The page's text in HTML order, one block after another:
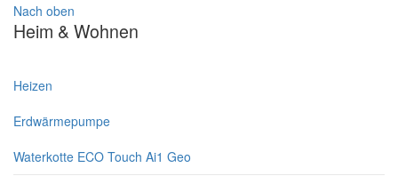
Nach oben
Heim & Wohnen
Heizen
Erdwärmepumpe
Waterkotte ECO Touch Ai1 Geo